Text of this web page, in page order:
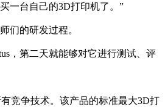
一台自己的3D打印机了。”
们的研发过程。
，第二天就能够对它进行测试、评
竞争技术。该产品的标准最大3D打